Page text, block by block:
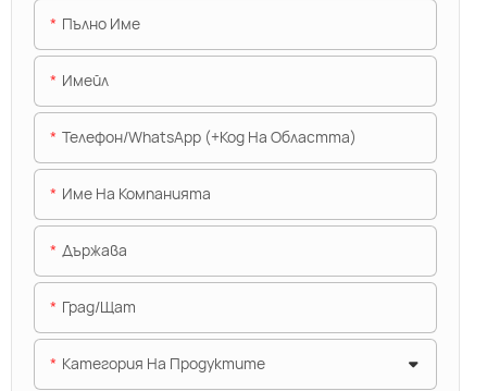
Пълно Име
Имейл
Телефон/WhatsApp (+Код На Областта)
Име На Компанията
Държава
Град/щат
Категория На Продуктите